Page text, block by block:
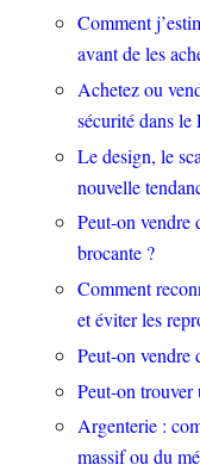
Comment
avant de les
Achetez ou
sécurité dans le
Le design, le
nouvelle
Peut-on vendre
brocante ?
Comment
et éviter les
Peut-on vendre
Peut-on trouver
Argenterie :
massif ou du